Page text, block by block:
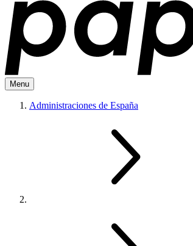
Menu
Administraciones de España